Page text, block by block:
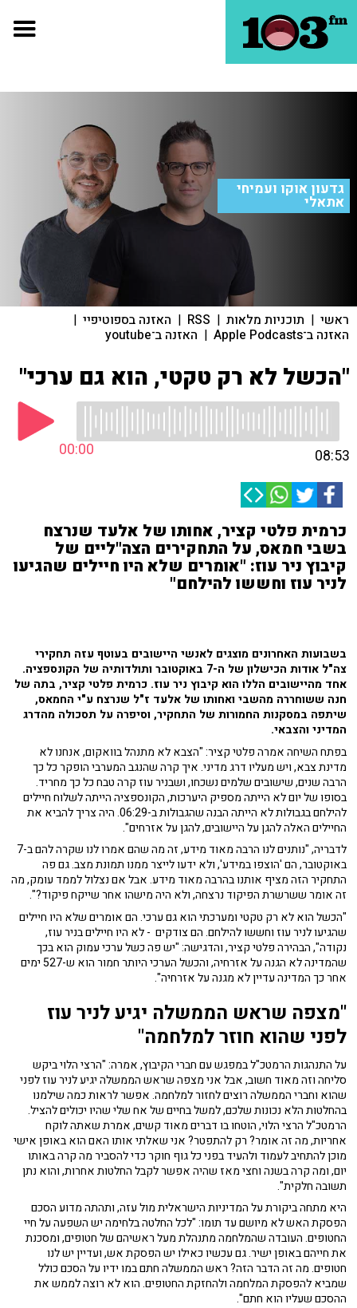
גדעון אוקו ועמיחי
אתאלי
ראשי | תוכניות מלאות |
RSS
| האזנה בספוטיפיי |
האזנה ב־Apple Podcasts | האזנה ב־youtube
"הכשל לא רק טקטי, הוא גם ערכי"
00:00 08:53
כרמית פלטי קציר, אחותו של אלעד שנרצח
בשבי חמאס, על התחקירים הצה"ליים של
קיבוץ ניר עוז: "אומרים שלא היו חיילים שהגיעו
לניר עוז וחששו להילחם"
בשבועות האחרונים מוצגים לאנשי היישובים בעוטף עזה תחקירי
צה"ל אודות הכישלון של ה-7 באוקטובר ותולדותיה של הקונספציה.
אחד מהיישובים הללו הוא קיבוץ ניר עוז. כרמית פלטי קציר, בתה של
חנה ששוחררה מהשבי ואחותו של אלעד ז"ל שנרצח ע"י החמאס,
שיתפה במסקנות החמורות של התחקיר, וסיפרה על תסכולה מהדרג
המדיני והצבאי.
בפתח השיחה אמרה פלטי קציר: "הצבא לא מתנהל בוואקום, אנחנו לא
מדינת צבא, ויש מעליו דרג מדיני. איך קרה שהנגב המערבי הופקר כל כך
הרבה שנים, שישובים שלמים נשכחו, ושבניר עוז קרה טבח כל כך מחריד.
בסופו של יום לא הייתה מספיק היערכות, הקונספציה הייתה לשלוח חיילים
להילחם בגבולות לא הייתה הבנה שהגבולות ב-06:29. היה צריך להביא את
החיילים האלה להגן על היישובים, להגן על אזרחים".
לדבריה, "נותנים לנו הרבה מאוד מידע, זה מה שהם אמרו לנו שקרה להם ב-7
באוקטובר, הם 'הוצפו במידע', ולא ידעו לייצר ממנו תמונת מצב. גם פה
התחקיר הזה מציף אותנו בהרבה מאוד מידע. אבל אם נצלול לממד עומק, מה
זה אומר ששרשרת הפיקוד נרצחה, ולא היה מישהו אחר שייקח פיקוד?".
"הכשל הוא לא רק טקטי ומערכתי הוא גם ערכי. הם אומרים שלא היו חיילים
שהגיעו לניר עוז וחששו להילחם. הם צודקים - לא היו חיילים בניר עוז,
נקודה", הבהירה פלטי קציר, והדגישה: "יש פה כשל ערכי עמוק הוא בכך
שהמדינה לא הגנה על אזרחיה, והכשל הערכי היותר חמור הוא ש-527 ימים
אחר כך המדינה עדיין לא מגנה על אזרחיה".
"מצפה שראש הממשלה יגיע לניר עוז
לפני שהוא חוזר למלחמה"
על התנהגות הרמטכ"ל במפגש עם חברי הקיבוץ, אמרה: "הרצי הלוי ביקש
סליחה וזה מאוד חשוב, אבל אני מצפה שראש הממשלה יגיע לניר עוז לפני
שהוא וחברי הממשלה רוצים לחזור למלחמה. אפשר לראות כמה שילמנו
בהחלטות הלא נכונות שלכם, למשל בחיים של אח שלי שהיו יכולים להציל.
הרמטכ"ל הרצי הלוי, הוטחו בו דברים מאוד קשים, אמרת שאתה לוקח
אחריות, מה זה אומר? רק להתפטר? אני שאלתי אותו האם הוא באופן אישי
מוכן להתחיב לעמוד ולהעיד בפני כל גוף חוקר כדי להסביר מה קרה באותו
יום, ומה קרה בשנה וחצי מאז שהיה אפשר לקבל החלטות אחרות, והוא נתן
תשובה חלקית".
היא מתחה ביקורת על המדיניות הישראלית מול עזה, ותהתה מדוע הסכם
הפסקת האש לא מיושם עד תומו: "לכל החלטה בלחימה יש השפעה על חיי
החטופים. העובדה שהמלחמה מתנהלת מעל ראשיהם של חטופים, ומסכנת
את חייהם באופן ישיר. גם עכשיו כאילו יש הפסקת אש, ועדיין יש לנו
חטופים. מה זה הדבר הזה? ראש הממשלה חתם במו ידיו על הסכם כולל
שמביא להפסקת המלחמה ולהחזקת החטופים. הוא לא רוצה לממש את
ההסכם שעליו הוא חתם".